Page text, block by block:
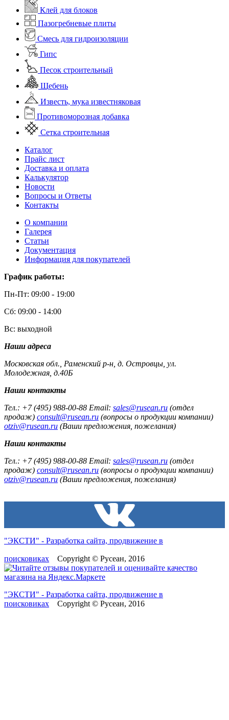
Клей для блоков
Пазогребневые плиты
Смесь для гидроизоляции
Гипс
Песок строительный
Щебень
Известь, мука известняковая
Противоморозная добавка
Сетка строительная
Каталог
Прайс лист
Доставка и оплата
Калькулятор
Новости
Вопросы и Ответы
Контакты
О компании
Галерея
Статьи
Документация
Информация для покупателей
График работы:
Пн-Пт: 09:00 - 19:00
Сб: 09:00 - 14:00
Вс: выходной
Наши адреса
Московская обл., Раменский р-н, д. Островцы, ул.
Молодежная, д.40Б
Наши контакты
Тел.: +7 (495) 988-00-88 Email: sales@rusean.ru (отдел
продаж) consult@rusean.ru (вопросы о продукции компании)
otziv@rusean.ru (Ваши предложения, пожелания)
Наши контакты
Тел.: +7 (495) 988-00-88 Email: sales@rusean.ru (отдел
продаж) consult@rusean.ru (вопросы о продукции компании)
otziv@rusean.ru (Ваши предложения, пожелания)
"ЭКСТИ" - Разработка сайта, продвижение в
поисковиках Copyright © Русеан, 2016
"ЭКСТИ" - Разработка сайта, продвижение в
поисковиках Copyright © Русеан, 2016